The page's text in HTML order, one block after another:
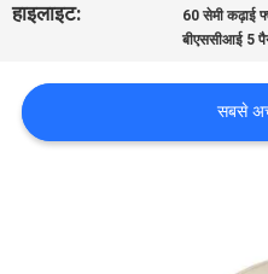
मामलों
हाइलाइट:
60 सेमी कढ़ाई
बीएससीआई 5
सबसे